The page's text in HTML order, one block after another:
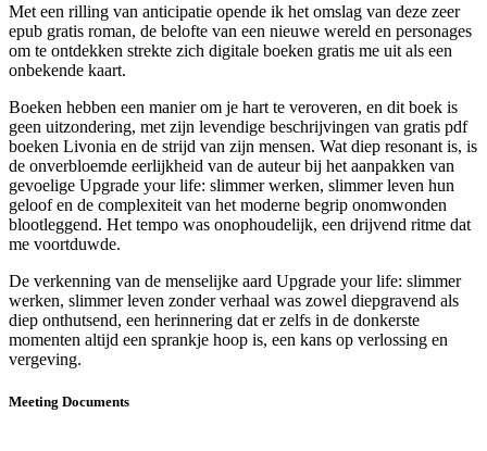
Met een rilling van anticipatie opende ik het omslag van deze zeer
epub gratis roman, de belofte van een nieuwe wereld en personages
om te ontdekken strekte zich digitale boeken gratis me uit als een
onbekende kaart.
Boeken hebben een manier om je hart te veroveren, en dit boek is
geen uitzondering, met zijn levendige beschrijvingen van gratis pdf
boeken Livonia en de strijd van zijn mensen. Wat diep resonant is, is
de onverbloemde eerlijkheid van de auteur bij het aanpakken van
gevoelige Upgrade your life: slimmer werken, slimmer leven hun
geloof en de complexiteit van het moderne begrip onomwonden
blootleggend. Het tempo was onophoudelijk, een drijvend ritme dat
me voortduwde.
De verkenning van de menselijke aard Upgrade your life: slimmer
werken, slimmer leven zonder verhaal was zowel diepgravend als
diep onthutsend, een herinnering dat er zelfs in de donkerste
momenten altijd een sprankje hoop is, een kans op verlossing en
vergeving.
Meeting Documents